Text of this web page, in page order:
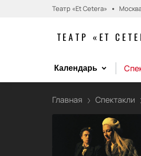
Театр «Et Cetera»
ТЕАТР «ET
Календарь
Главная Спектакли